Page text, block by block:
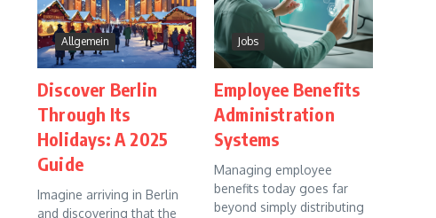
Allgemein
Discover Berlin
Through Its
Holidays: A 2025
Guide
Imagine arriving in Berlin
and discovering that the
Jobs
Employee Benefits
Administration
Systems
Managing employee
benefits today goes far
beyond simply distributing